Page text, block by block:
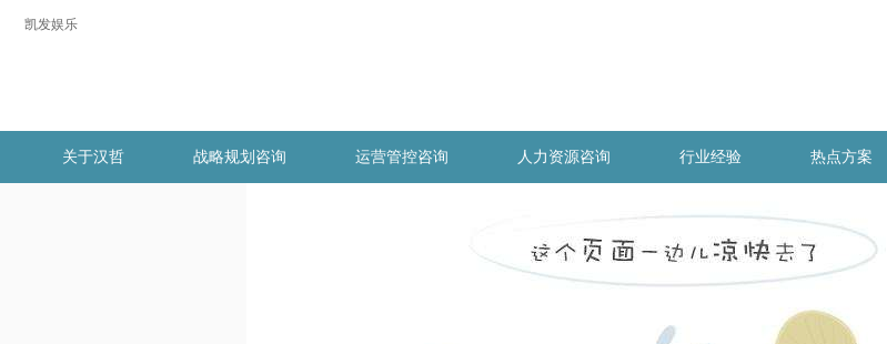
凯发娱乐
关于汉哲 战略规划咨询 运营管控咨询 人力资源咨询 行业经验 热点方案